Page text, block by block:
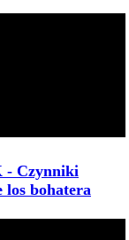
- Czynniki
los bohatera